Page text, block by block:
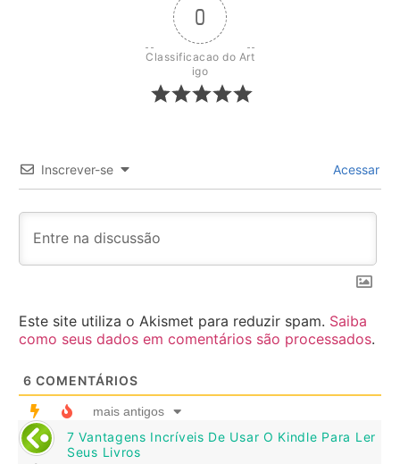
0
Classificacao do Art
igo
Inscrever-se Acessar
Este site utiliza o Akismet para reduzir spam. Saiba
como seus dados em comentários são processados.
6 COMENTÁRIOS
mais antigos
7 Vantagens Incríveis De Usar O Kindle Para Ler
Seus Livros